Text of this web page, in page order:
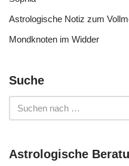
Astrologische Notiz zum
Mondknoten im Widder
Suche
Astrologische